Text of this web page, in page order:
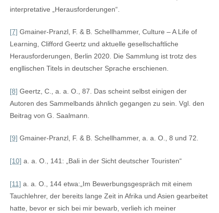
interpretative „Herausforderungen“.
[7] Gmainer-Pranzl, F. & B. Schellhammer, Culture – A Life of
Learning, Clifford Geertz und aktuelle gesellschaftliche
Herausforderungen, Berlin 2020. Die Sammlung ist trotz des
engllischen Titels in deutscher Sprache erschienen.
[8] Geertz, C., a. a. O., 87. Das scheint selbst einigen der
Autoren des Sammelbands ähnlich gegangen zu sein. Vgl. den
Beitrag von G. Saalmann.
[9] Gmainer-Pranzl, F. & B. Schellhammer, a. a. O., 8 und 72.
[10] a. a. O., 141: „Bali in der Sicht deutscher Touristen“
[11] a. a. O., 144 etwa:„Im Bewerbungsgespräch mit einem
Tauchlehrer, der bereits lange Zeit in Afrika und Asien gearbeitet
hatte, bevor er sich bei mir bewarb, verlieh ich meiner